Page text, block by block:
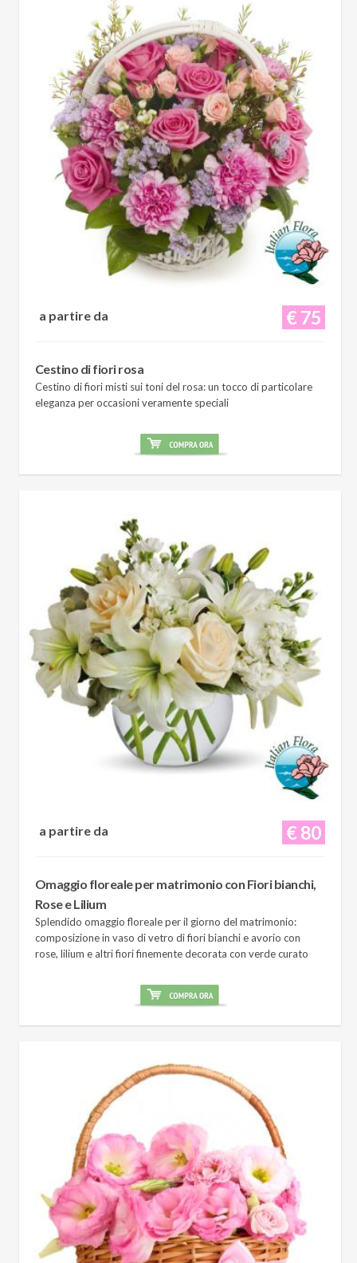
€ 75
a partire da
Cestino di fiori rosa
Cestino di fiori misti sui toni del rosa: un tocco di particolare
eleganza per occasioni veramente speciali
€ 80
a partire da
Omaggio floreale per matrimonio con Fiori bianchi,
Rose e Lilium
Splendido omaggio floreale per il giorno del matrimonio:
composizione in vaso di vetro di fiori bianchi e avorio con
rose, lilium e altri fiori finemente decorata con verde curato